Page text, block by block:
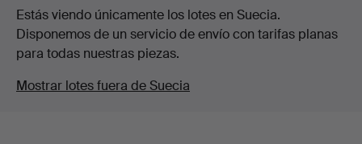
Estás viendo únicamente los lotes en Suecia.
Disponemos de un servicio de envío con tarifas planas
para todas nuestras piezas.
Mostrar lotes fuera de Suecia